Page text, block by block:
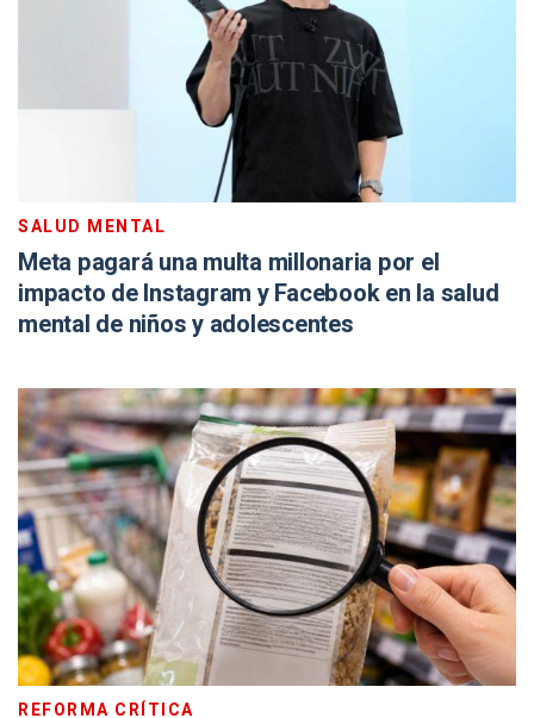
SALUD MENTAL
Meta pagará una multa millonaria por el
impacto de Instagram y Facebook en la salud
mental de niños y adolescentes
REFORMA CRÍTICA